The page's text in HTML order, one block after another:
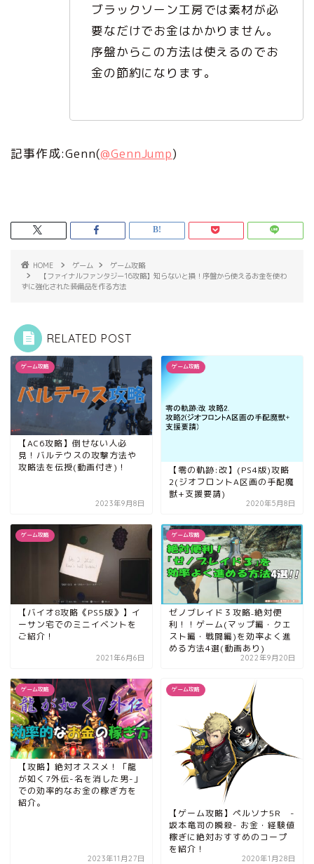
ブラックソーン工房では素材が必
要なだけでお金はかかりません。
序盤からこの方法は使えるのでお
金の節約になります。
記事作成:Genn(@GennJump)
HOME ゲーム
ゲーム攻略
【ファイナルファンタジー16攻略】知らないと損！序盤から使えるお金を使わ
ずに強化された装備品を作る方法
RELATED POST
ゲーム攻略
【AC6攻略】倒せない人必
見！バルテウスの攻撃方法や
攻略法を伝授(動画付き)！
2023年9月8日
ゲーム攻略
【零の軌跡:改】(PS4版)攻略
2(ジオフロントA区画の手配魔
獣+支援要請)
2020年5月8日
ゲーム攻略
【バイオ8攻略《PS5版》】イ
ーサン宅でのミニイベントを
ご紹介！
2021年6月6日
ゲーム攻略
ゼノブレイド３攻略₋絶対便
利！！ゲーム(マップ編・クエ
スト編・戦闘編)を効率よく進
める方法4選(動画あり)
2022年9月20日
ゲーム攻略
【攻略】絶対オススメ！「龍
が如く7外伝-名を消した男-」
での効率的なお金の稼ぎ方を
紹介。
2023年11月27日
ゲーム攻略
【ゲーム攻略】ペルソナ5R -
坂本竜司の瞬殺- お金・経験値
稼ぎに絶対おすすめのコープ
を紹介！
2020年1月28日